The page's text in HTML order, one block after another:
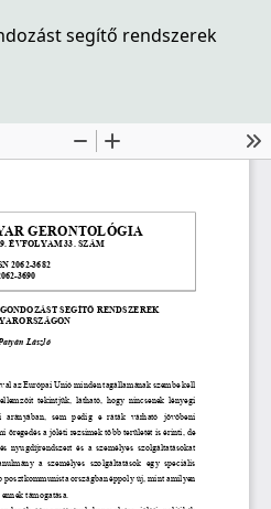
segítő rendszerek